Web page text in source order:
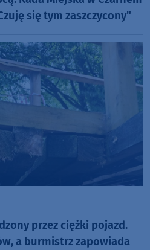
się tym zaszczycony"
przez ciężki pojazd.
a burmistrz zapowiada